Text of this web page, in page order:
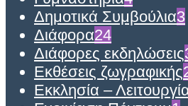
Δημοτικά Συμβούλια3
Διάφορα24
Διάφορες εκδηλώσεις
Εκθέσεις ζωγραφικής
Εκκλησία –